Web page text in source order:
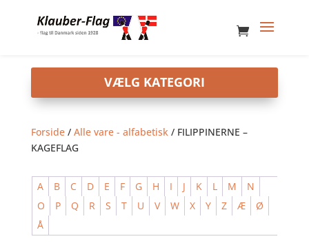
Forside/ Alle vare - alfabetisk/ FILIPPINERNE –
KAGEFLAG
A B C D E F G H I J K L M
N
O
P Q R S T U V W X Y Z Æ
Ø
Å